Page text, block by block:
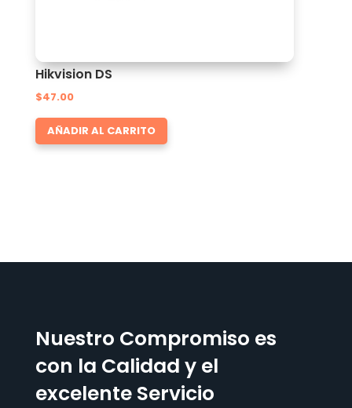
Hikvision DS
$47.00
AÑADIR AL CARRITO
Nuestro Compromiso es
con la Calidad y el
excelente Servicio